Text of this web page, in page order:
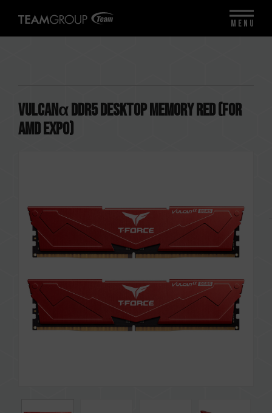
VULCANα DDR5 DESKTOP MEMORY RED (FOR
AMD EXPO)
MENU